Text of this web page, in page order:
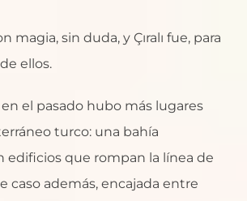
magia, sin duda, y Çıralı fue, para
ellos.
el pasado hubo más lugares
turco: una bahía
edificios que rompan la línea de
caso además, encajada entre